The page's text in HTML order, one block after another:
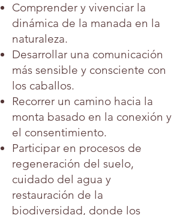
Comprender y vivenciar la
dinámica de la manada en la
naturaleza.
Desarrollar una comunicación
más sensible y consciente con
los caballos.
Recorrer un camino hacia la
monta basado en la conexión y
el consentimiento.
Participar en procesos de
regeneración del suelo,
cuidado del agua y
restauración de la
biodiversidad, donde los